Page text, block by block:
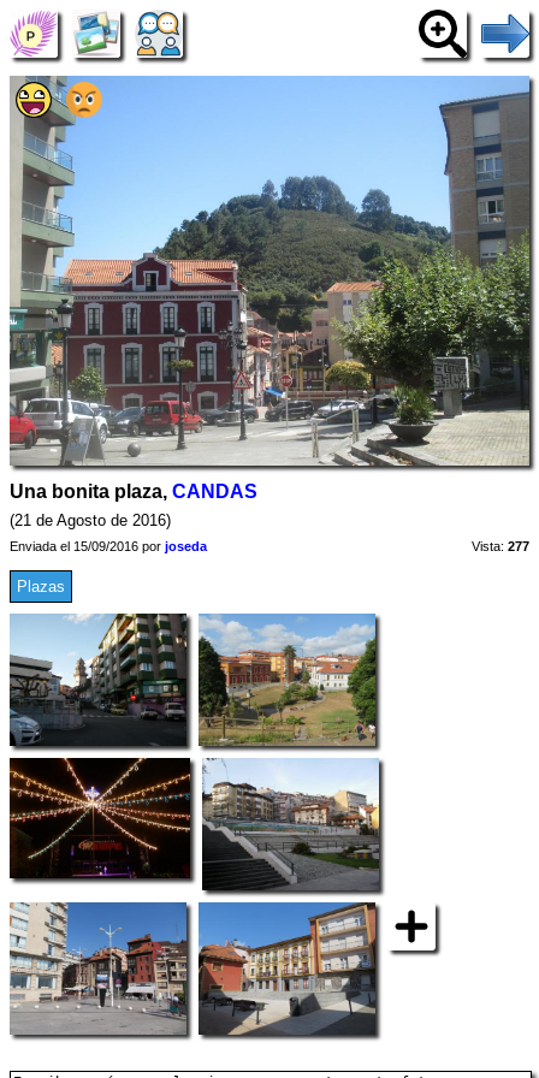
Una bonita plaza, CANDAS
(21 de Agosto de 2016)
Enviada el 15/09/2016 por joseda Vista: 277
Plazas